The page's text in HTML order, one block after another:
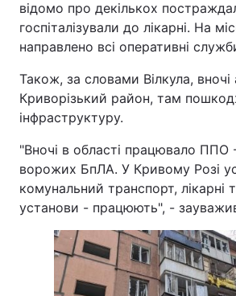
відомо про декількох
госпіталізували до лікарні. На
направлено всі оперативні
Також, за словами Вілкула, вночі
Криворізький район, там
інфраструктуру.
"Вночі в області працювало ППО
ворожих БпЛА. У Кривому Розі
комунальний транспорт, лікарні
установи - працюють", -